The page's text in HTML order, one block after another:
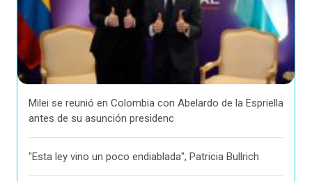
Milei se reunió en Colombia con Abelardo de la Espriella
antes de su asunción presidenc
"Esta ley vino un poco endiablada", Patricia Bullrich